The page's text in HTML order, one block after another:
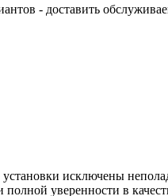
- доставить
исключены
уверенности в